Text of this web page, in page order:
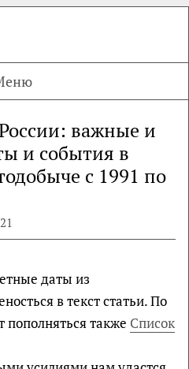
важные и
и события в
с 1991 по
даты из
в текст статьи. По
пополняться также Список